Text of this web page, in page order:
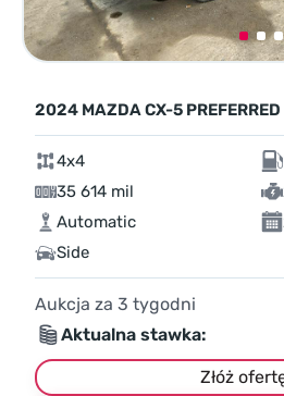
2024 MAZDA CX-5 PREFERRED
4x4
35 614 mil
Automatic
Side
Aukcja za 3 tygodni
Aktualna stawka:
Złóż